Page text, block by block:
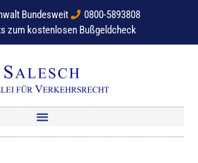
Bundesweit
0800-5893808
zum kostenlosen Bußgeldcheck